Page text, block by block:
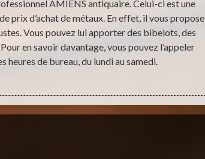
AMIENS antiquaire. Celui-ci est une
prix d’achat de métaux. En effet, il vous propose
Vous pouvez lui apporter des bibelots, des
en savoir davantage, vous pouvez l’appeler
heures de bureau, du lundi au samedi.